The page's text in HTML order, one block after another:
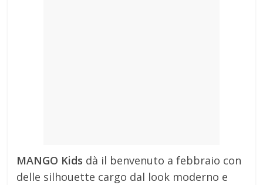
MANGO Kids dà il benvenuto a febbraio con
delle silhouette cargo dal look moderno e